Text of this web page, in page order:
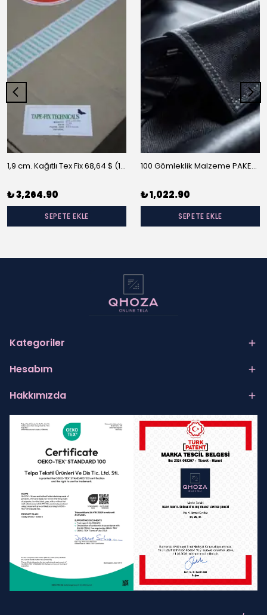
1,9 cm. Kağıtlı Tex Fix 68,64 $ (10 m/rulo)
₺ 3,264.90
SEPETE EKLE
100 Gömleklik Malzeme PAKET-A
₺ 1,022.90
SEPETE EKLE
Kategoriler
Hesabım
Hakkımızda